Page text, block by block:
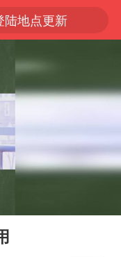
陆地点更新
入48小时警戒线
佛得角门将亮相智利俱乐部主场
价格150.80元/股
10万获刑1年
宇树科技王兴兴身家有望超200亿元
轰2球